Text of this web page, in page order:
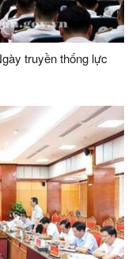
truyền thống lực